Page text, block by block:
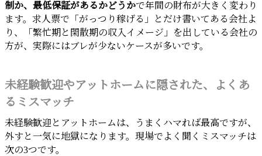
制か、最低保証があるかどうかで年間の財布が大きく変わり
ます。求人票で「がっつり稼げる」とだけ書いてある会社よ
り、「繁忙期と閑散期の収入イメージ」を出している会社の
方が、実際にはブレが少ないケースが多いです。
未経験歓迎やアットホームに隠された、よくあ
るミスマッチ
未経験歓迎とアットホームは、うまくハマれば最高ですが、
外すと一気に地獄になります。現場でよく聞くミスマッチは
次の3つです。